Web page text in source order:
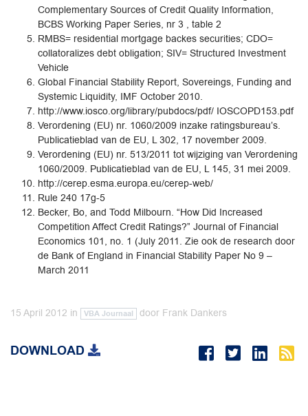
Complementary Sources of Credit Quality Information,
BCBS Working Paper Series, nr 3 , table 2
RMBS= residential mortgage backes securities; CDO=
collatoralizes debt obligation; SIV= Structured Investment
Vehicle
Global Financial Stability Report, Sovereings, Funding and
Systemic Liquidity, IMF October 2010.
http://www.iosco.org/library/pubdocs/pdf/ IOSCOPD153.pdf
Verordening (EU) nr. 1060/2009 inzake ratingsbureau’s.
Publicatieblad van de EU, L 302, 17 november 2009.
Verordening (EU) nr. 513/2011 tot wijziging van Verordening
1060/2009. Publicatieblad van de EU, L 145, 31 mei 2009.
http://cerep.esma.europa.eu/cerep-web/
Rule 240 17g-5
Becker, Bo, and Todd Milbourn. “How Did Increased
Competition Affect Credit Ratings?” Journal of Financial
Economics 101, no. 1 (July 2011. Zie ook de research door
de Bank of England in Financial Stability Paper No 9 –
March 2011
15 April 2012 in VBA Journaal door Frank Dankers
DOWNLOAD